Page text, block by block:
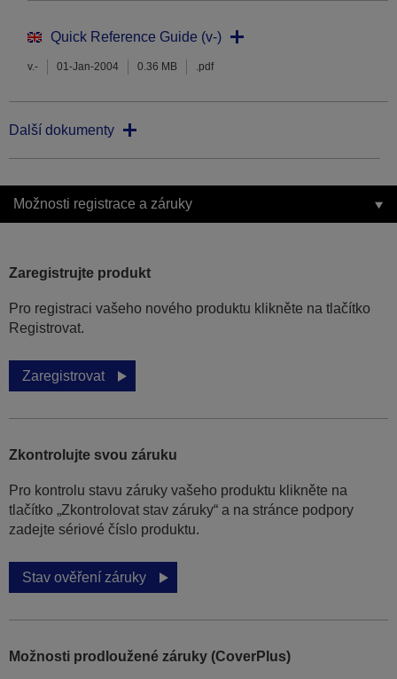
Quick Reference Guide (v-)
v.- 01-Jan-2004 0.36 MB .pdf
Další dokumenty
Možnosti registrace a záruky
Zaregistrujte produkt
Pro registraci vašeho nového produktu klikněte na tlačítko
Registrovat.
Zaregistrovat
Zkontrolujte svou záruku
Pro kontrolu stavu záruky vašeho produktu klikněte na
tlačítko „Zkontrolovat stav záruky“ a na stránce podpory
zadejte sériové číslo produktu.
Stav ověření záruky
Možnosti prodloužené záruky (CoverPlus)